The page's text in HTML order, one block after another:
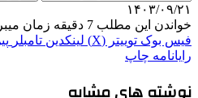
۱۴۰۳/۰۹/۲۱
خواندن این مطلب 7 دقیقه زمان میبرد
فیس بوک توییتر (X) لینکدین ‫تامبلر
رایانامه چاپ
نوشته های مشابه